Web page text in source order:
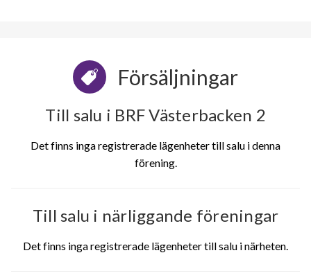
Försäljningar
Till salu i BRF Västerbacken 2
Det finns inga registrerade lägenheter till salu i denna
förening.
Till salu i närliggande föreningar
Det finns inga registrerade lägenheter till salu i närheten.